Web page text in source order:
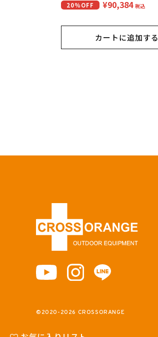
常
セ20%OFF ¥90,384税込
カートに追加する
©2020-2026 CROSSORANGE